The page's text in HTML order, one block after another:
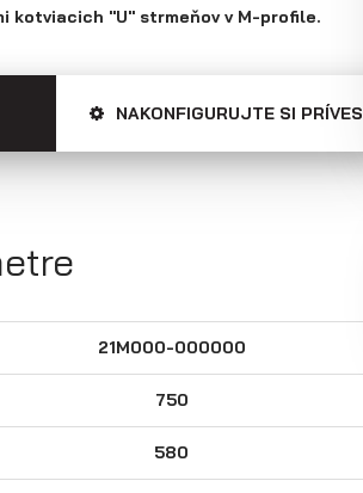
kotviacich "U" strmeňov v M-profile.
NAKONFIGURUJTE SI PRÍVES
21M000-000000
750
580